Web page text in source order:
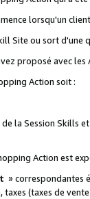
lorsqu'un
Site ou sort d'une
proposé avec les
Action soit :
la Session Skills
Action est
» correspondantes
(taxes de